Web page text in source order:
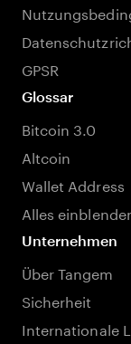
GPSR
Glossar
Bitcoin 3.0
Altcoin
Wallet Address
Alles
Unternehmen
Über Tangem
Sicherheit
Internationale